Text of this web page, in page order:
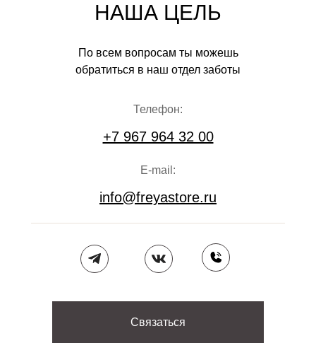
НАША ЦЕЛЬ
По всем вопросам ты можешь
обратиться в наш отдел заботы
Телефон:
+7 967 964 32 00
E-mail:
info@freyastore.ru
Связаться